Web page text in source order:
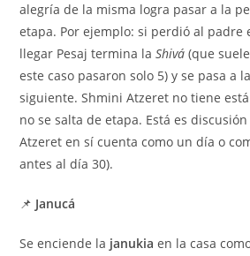
alegría de la misma logra pasar a la
etapa. Por ejemplo: si perdió al padre
llegar Pesaj termina laShivá (que
este caso pasaron solo 5) y se pasa a
siguiente. Shmini Atzeret no tiene
no se salta de etapa. Está es
Atzeret en sí cuenta como un día o
antes al día 30).
📌 Janucá
Se enciende la janukia en la casa